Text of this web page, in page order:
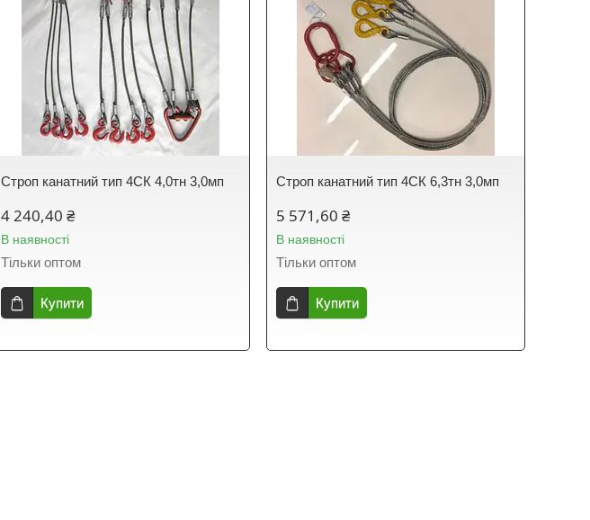
Строп канатний тип 4СК 4,0тн 3,0мп
4 240,40 ₴
В наявності
Тільки оптом
Купити
Строп канатний тип 4СК 6,3тн 3,0мп
5 571,60 ₴
В наявності
Тільки оптом
Купити